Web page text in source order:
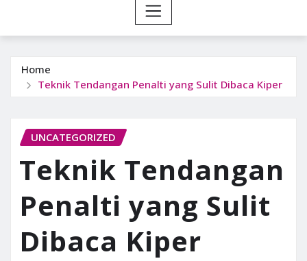
Home
Teknik Tendangan Penalti yang Sulit Dibaca Kiper
UNCATEGORIZED
Teknik Tendangan
Penalti yang Sulit
Dibaca Kiper